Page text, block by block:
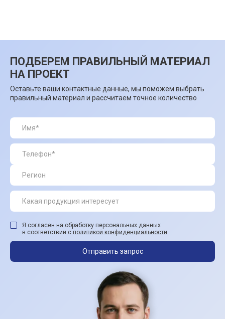
ПОДБЕРЕМ ПРАВИЛЬНЫЙ МАТЕРИАЛ
НА ПРОЕКТ
Оставьте ваши контактные данные, мы поможем выбрать
правильный материал и рассчитаем точное количество
Я согласен на обработку персональных данных
в соответствии с политикой конфиденциальности
Отправить запрос